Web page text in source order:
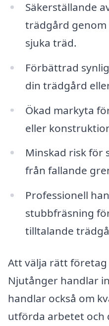
Säkerställande
trädgård
sjuka träd.
Förbättrad
din trädgård
Ökad markyta
eller
Minskad risk för
från fallande
Professionell
stubbfräsning
tilltalande
Att välja rätt
Njutånger handlar
handlar också om
utförda arbetet och